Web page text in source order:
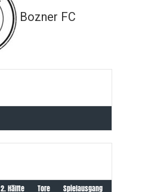
Bozner FC
2. Hälfte Tore Spielausgang